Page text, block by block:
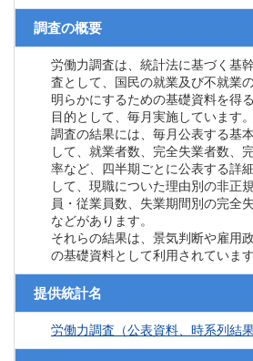
調査の概要
労働力調査は、統計法に基づく基
査として、国民の就業及び不就業
明らかにするための基礎資料を得
目的として、毎月実施しています。
調査の結果には、毎月公表する基
して、就業者数、完全失業者数、
率など、四半期ごとに公表する詳
して、現職についた理由別の非正
員・従業員数、失業期間別の完全
などがあります。
それらの結果は、景気判断や雇用
の基礎資料として利用されています
提供統計名
労働力調査（公表資料、時系列結果